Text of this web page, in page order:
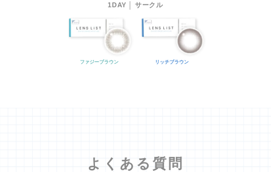
1DAY │ サークル
ファジーブラウン リッチブラウン
よくある質問